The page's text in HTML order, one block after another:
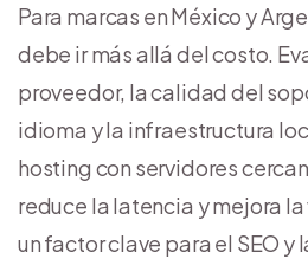
Para marcas en México y
debe ir más allá del costo.
proveedor, la calidad del
idioma y la infraestructura
hosting con servidores
reduce la latencia y mejora
un factor clave para el SEO y